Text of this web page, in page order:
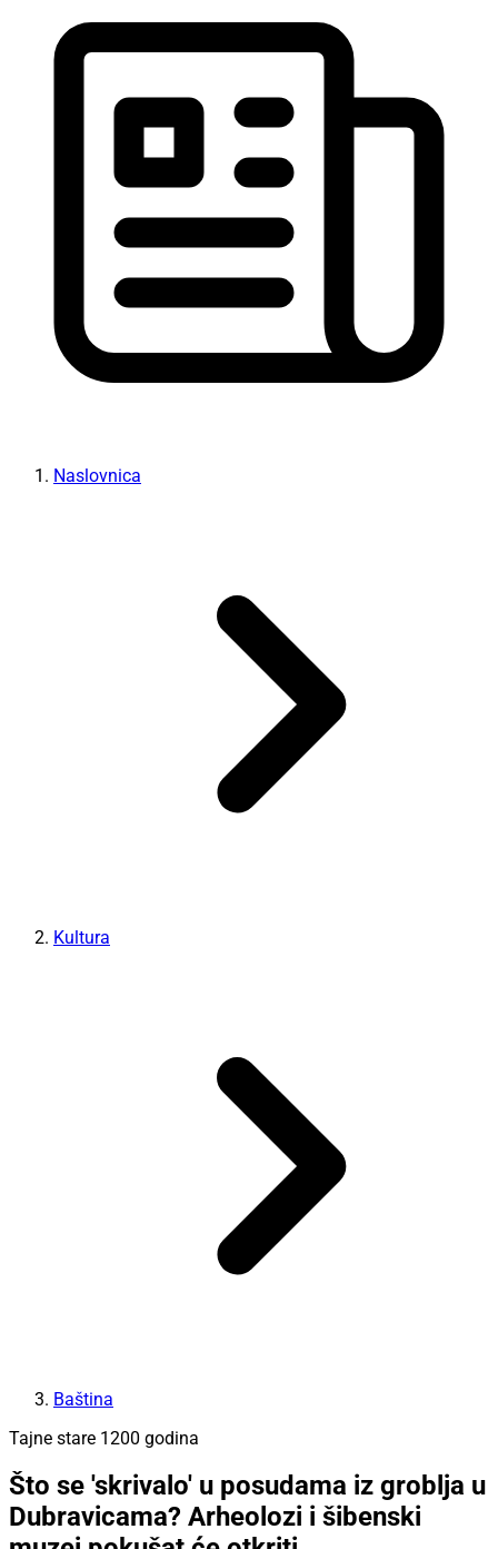
Naslovnica
Kultura
Baština
Tajne stare 1200 godina
Što se 'skrivalo' u posudama iz groblja u
Dubravicama? Arheolozi i šibenski